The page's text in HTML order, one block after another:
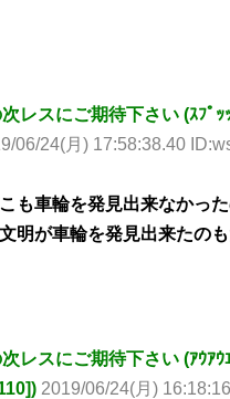
レスにご期待下さい (ｽﾌﾟ
06/24(月) 17:58:38.40
も車輪を発見出来なかった
明が車輪を発見出来たの
レスにご期待下さい (ｱｳｱｳ
2019/06/24(月)